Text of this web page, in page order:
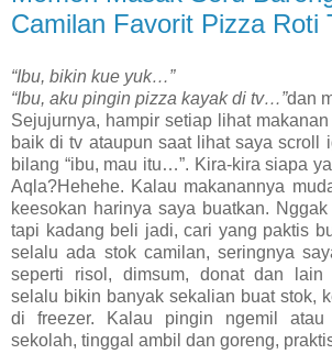
Camilan Favorit Pizza Roti
“Ibu, bikin kue yuk…”
“Ibu, aku pingin pizza kayak di tv…”dan
Sejujurnya, hampir setiap lihat
baik di tv ataupun saat lihat saya scroll
bilang “ibu, mau itu…”. Kira-kira siapa
Aqla?Hehehe. Kalau makanannya
keesokan harinya saya buatkan.
tapi kadang beli jadi, cari yang paktis
selalu ada stok camilan, seringnya
seperti risol, dimsum, donat dan lain
selalu bikin banyak sekalian buat stok,
di freezer. Kalau pingin ngemil
sekolah, tinggal ambil dan goreng,